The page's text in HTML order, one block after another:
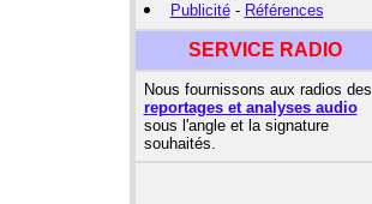
Publicité- Références
SERVICE RADIO
Nous fournissons aux radios des
reportages et analyses audio
sous l'angle et la signature
souhaités.